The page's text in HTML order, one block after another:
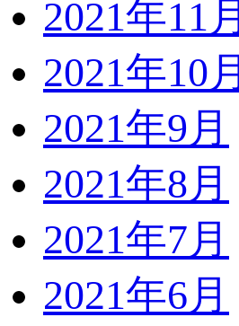
2021年11月
2021年10月
2021年9月
2021年8月
2021年7月
2021年6月